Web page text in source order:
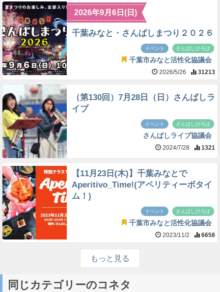
2026年9月6日(日)
千葉みなと・さんばしまつり２０２６
イベント さんばしひろば
千葉市みなと活性化協議会
2026/5/26 31213
（第130回）7月28日（日）さんばしラ
イブ
イベント さんばしひろば
さんばしライブ協議会
2024/7/28 1321
【11月23日(木)】千葉みなとで
Aperitivo_Time!(アペリティーボタイ
ム！)
イベント さんばしひろば
千葉市みなと活性化協議会
2023/11/2 6658
もっと見る
同じカテゴリーのコネタ